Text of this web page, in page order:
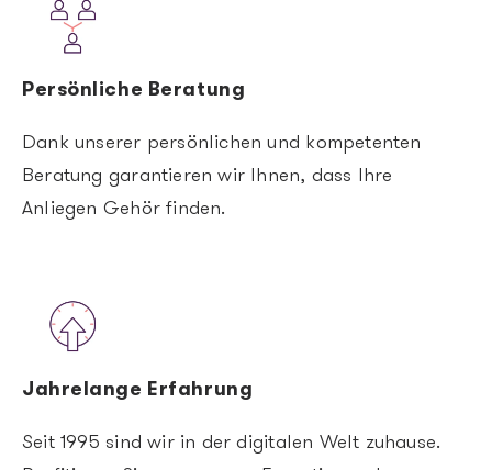
Image
Persönliche Beratung
Dank unserer persönlichen und kompetenten
Beratung garantieren wir Ihnen, dass Ihre
Anliegen Gehör finden.
Image
Jahrelange Erfahrung
Seit 1995 sind wir in der digitalen Welt zuhause.